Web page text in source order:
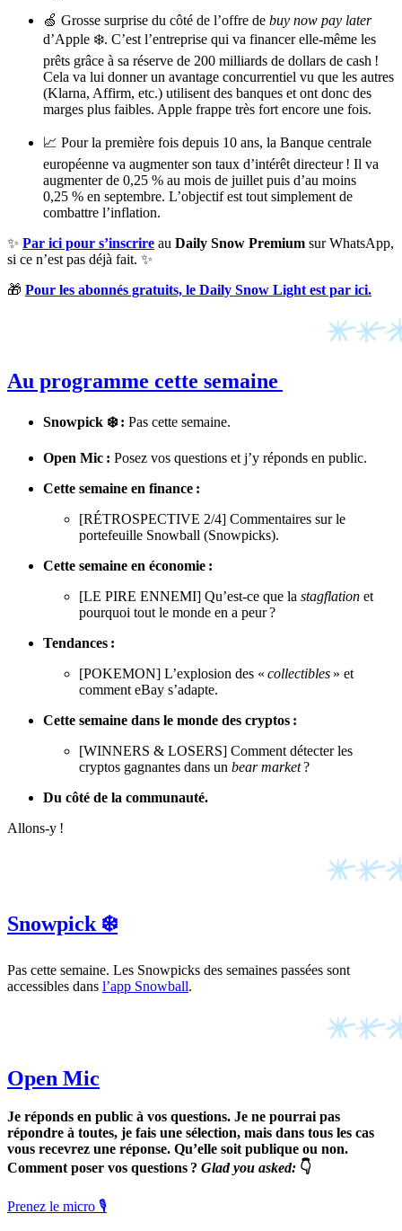
🍏 Grosse surprise du côté de l’offre de buy now pay later
d’Apple ❄️. C’est l’entreprise qui va financer elle-même les
prêts grâce à sa réserve de 200 milliards de dollars de cash !
Cela va lui donner un avantage concurrentiel vu que les autres
(Klarna, Affirm, etc.) utilisent des banques et ont donc des
marges plus faibles. Apple frappe très fort encore une fois.
📈 Pour la première fois depuis 10 ans, la Banque centrale
européenne va augmenter son taux d’intérêt directeur ! Il va
augmenter de 0,25 % au mois de juillet puis d’au moins
0,25 % en septembre. L’objectif est tout simplement de
combattre l’inflation.
✨ Par ici pour s’inscrire au Daily Snow Premium sur WhatsApp,
si ce n’est pas déjà fait. ✨
🎁 Pour les abonnés gratuits, le Daily Snow Light est par ici.
Au programme cette semaine
Snowpick ❄️ : Pas cette semaine.
Open Mic : Posez vos questions et j’y réponds en public.
Cette semaine en finance :
[RÉTROSPECTIVE 2/4] Commentaires sur le
portefeuille Snowball (Snowpicks).
Cette semaine en économie :
[LE PIRE ENNEMI] Qu’est-ce que la stagflation et
pourquoi tout le monde en a peur ?
Tendances :
[POKEMON] L’explosion des « collectibles » et
comment eBay s’adapte.
Cette semaine dans le monde des cryptos :
[WINNERS & LOSERS] Comment détecter les
cryptos gagnantes dans un bear market?
Du côté de la communauté.
Allons-y !
Snowpick ❄️
Pas cette semaine. Les Snowpicks des semaines passées sont
accessibles dans l’app Snowball.
Open Mic
Je réponds en public à vos questions. Je ne pourrai pas
répondre à toutes, je fais une sélection, mais dans tous les cas
vous recevrez une réponse. Qu’elle soit publique ou non.
Comment poser vos questions ? Glad you asked: 👇
Prenez le micro 🎙